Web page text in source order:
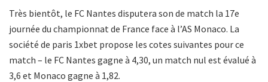
Très bientôt, le FC Nantes disputera son de match la 17e
journée du championnat de France face à l’AS Monaco. La
société de paris 1xbet propose les cotes suivantes pour ce
match – le FC Nantes gagne à 4,30, un match nul est évalué à
3,6 et Monaco gagne à 1,82.